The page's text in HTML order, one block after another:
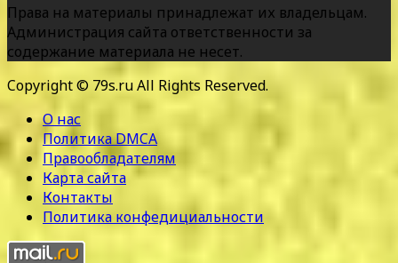
Права на материалы принадлежат их владельцам.
Администрация сайта ответственности за
содержание материала не несет.
Copyright © 79s.ru All Rights Reserved.
О нас
Политика DMCA
Правообладателям
Карта сайта
Контакты
Политика конфедициальности